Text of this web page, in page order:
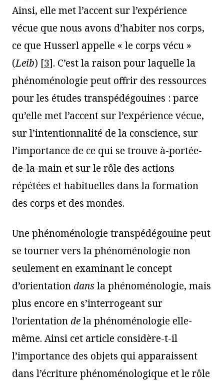
Ainsi, elle met l’accent sur l’expérience
vécue que nous avons d’habiter nos corps,
ce que Husserl appelle « le corps vécu »
(Leib) [3]. C’est la raison pour laquelle la
phénoménologie peut offrir des ressources
pour les études transpédégouines : parce
qu’elle met l’accent sur l’expérience vécue,
sur l’intentionnalité de la conscience, sur
l’importance de ce qui se trouve à-portée-
de-la-main et sur le rôle des actions
répétées et habituelles dans la formation
des corps et des mondes.
Une phénoménologie transpédégouine peut
se tourner vers la phénoménologie non
seulement en examinant le concept
d’orientationdansla phénoménologie, mais
plus encore en s’interrogeant sur
l’orientationdela phénoménologie elle-
même. Ainsi cet article considère-t-il
l’importance des objets qui apparaissent
dans l’écriture phénoménologique et le rôle